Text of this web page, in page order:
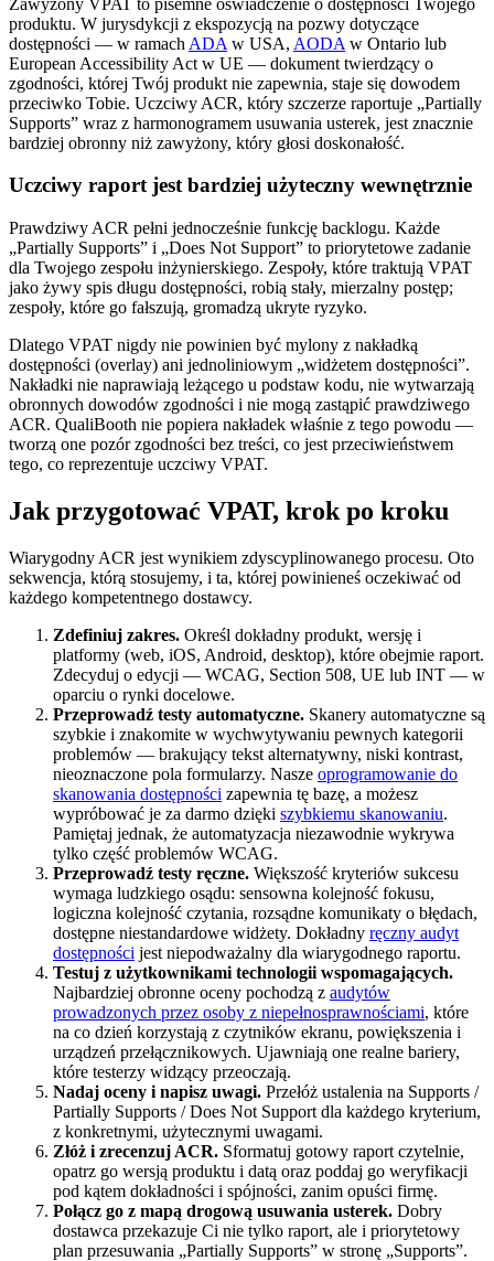
produktu. W jurysdykcji z ekspozycją na pozwy dotyczące
dostępności — w ramach ADA w USA, AODA w Ontario lub
European Accessibility Act w UE — dokument twierdzący o
zgodności, której Twój produkt nie zapewnia, staje się dowodem
przeciwko Tobie. Uczciwy ACR, który szczerze raportuje „Partially
Supports” wraz z harmonogramem usuwania usterek, jest znacznie
bardziej obronny niż zawyżony, który głosi doskonałość.
Uczciwy raport jest bardziej użyteczny wewnętrznie
Prawdziwy ACR pełni jednocześnie funkcję backlogu. Każde
„Partially Supports” i „Does Not Support” to priorytetowe zadanie
dla Twojego zespołu inżynierskiego. Zespoły, które traktują VPAT
jako żywy spis długu dostępności, robią stały, mierzalny postęp;
zespoły, które go fałszują, gromadzą ukryte ryzyko.
Dlatego VPAT nigdy nie powinien być mylony z nakładką
dostępności (overlay) ani jednoliniowym „widżetem dostępności”.
Nakładki nie naprawiają leżącego u podstaw kodu, nie wytwarzają
obronnych dowodów zgodności i nie mogą zastąpić prawdziwego
ACR. QualiBooth nie popiera nakładek właśnie z tego powodu —
tworzą one pozór zgodności bez treści, co jest przeciwieństwem
tego, co reprezentuje uczciwy VPAT.
Jak przygotować VPAT, krok po kroku
Wiarygodny ACR jest wynikiem zdyscyplinowanego procesu. Oto
sekwencja, którą stosujemy, i ta, której powinieneś oczekiwać od
każdego kompetentnego dostawcy.
Zdefiniuj zakres. Określ dokładny produkt, wersję i
platformy (web, iOS, Android, desktop), które obejmie raport.
Zdecyduj o edycji — WCAG, Section 508, UE lub INT — w
oparciu o rynki docelowe.
Przeprowadź testy automatyczne. Skanery automatyczne są
szybkie i znakomite w wychwytywaniu pewnych kategorii
problemów — brakujący tekst alternatywny, niski kontrast,
nieoznaczone pola formularzy. Nasze oprogramowanie do
skanowania dostępności zapewnia tę bazę, a możesz
wypróbować je za darmo dzięki szybkiemu skanowaniu.
Pamiętaj jednak, że automatyzacja niezawodnie wykrywa
tylko część problemów WCAG.
Przeprowadź testy ręczne. Większość kryteriów sukcesu
wymaga ludzkiego osądu: sensowna kolejność fokusu,
logiczna kolejność czytania, rozsądne komunikaty o błędach,
dostępne niestandardowe widżety. Dokładny ręczny audyt
dostępności jest niepodważalny dla wiarygodnego raportu.
Testuj z użytkownikami technologii wspomagających.
Najbardziej obronne oceny pochodzą z audytów
prowadzonych przez osoby z niepełnosprawnościami, które
na co dzień korzystają z czytników ekranu, powiększenia i
urządzeń przełącznikowych. Ujawniają one realne bariery,
które testerzy widzący przeoczają.
Nadaj oceny i napisz uwagi. Przełóż ustalenia na Supports /
Partially Supports / Does Not Support dla każdego kryterium,
z konkretnymi, użytecznymi uwagami.
Złóż i zrecenzuj ACR. Sformatuj gotowy raport czytelnie,
opatrz go wersją produktu i datą oraz poddaj go weryfikacji
pod kątem dokładności i spójności, zanim opuści firmę.
Połącz go z mapą drogową usuwania usterek. Dobry
dostawca przekazuje Ci nie tylko raport, ale i priorytetowy
plan przesuwania „Partially Supports” w stronę „Supports”.